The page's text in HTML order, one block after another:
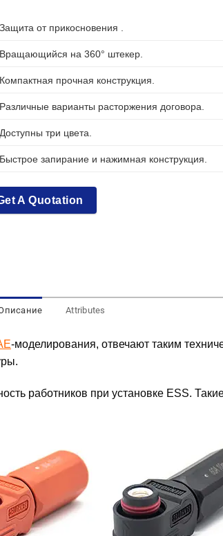
Защита от прикосновения .
Вращающийся на 360° штекер.
Компактная прочная конструкция.
Различные варианты расторжения договора.
Доступны три цвета.
Быстрое запирание и нажимная конструкция.
A Quotation
Attributes
-моделирования, отвечают таким
работников при установке ESS.